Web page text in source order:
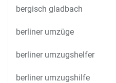
bergisch gladbach
berliner umzüge
berliner umzugshelfer
berliner umzugshilfe